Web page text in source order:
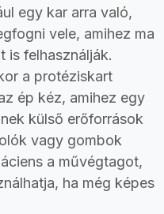
egy kar arra való,
vele, amihez ma
is felhasználják.
a protéziskart
ép kéz, amihez egy
külső erőforrások
vagy gombok
a művégtagot,
ha még képes